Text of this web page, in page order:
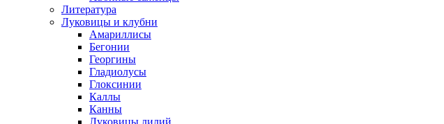
Литература
Луковицы и клубни
Амариллисы
Бегонии
Георгины
Гладиолусы
Глоксинии
Каллы
Канны
Луковицы лилий